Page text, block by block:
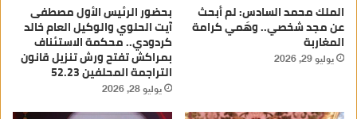
الملك محمد السادس: لم أبحث
عن مجد شخصي.. وهَمي كرامة
المغاربة
يوليو 29, 2026
بحضور الرئيس الأول مصطفى
آيت الحلوي والوكيل العام خالد
كردودي.. محكمة الاستئناف
بمراكش تفتح ورش تنزيل قانون
التراجمة المحلفين 52.23
يوليو 28, 2026